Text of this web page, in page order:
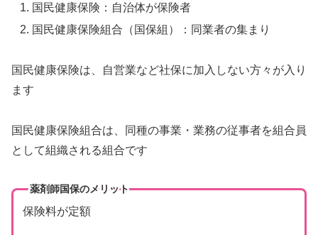
国民健康保険：自治体が保険者
国民健康保険組合（国保組）：同業者の集まり
国民健康保険は、自営業など社保に加入しない方々が入り
ます
国民健康保険組合は、同種の事業・業務の従事者を組合員
として組織される組合です
薬剤師国保のメリット
保険料が定額